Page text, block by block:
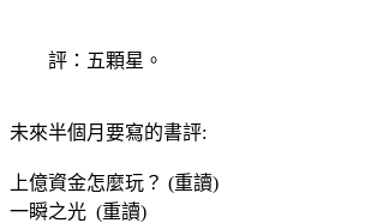
評：五顆星。
未來半個月要寫的書評:
上億資金怎麼玩？ (重讀)
一瞬之光 (重讀)